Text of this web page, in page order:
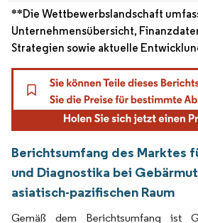
**Die Wettbewerbslandschaft
Unternehmensübersicht,
Strategien sowie aktuelle
Berichtsumfang des Marktes
und Diagnostika bei
asiatisch-pazifischen Raum
Gemäß dem Berichtsumfang ist